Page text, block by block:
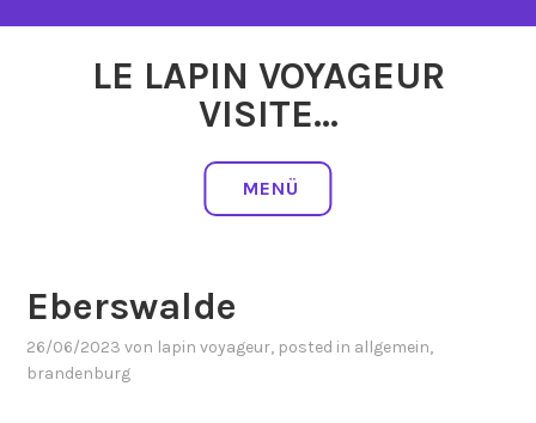
LE LAPIN VOYAGEUR
VISITE…
MENÜ
Eberswalde
26/06/2023 von lapin voyageur, posted in allgemein,
brandenburg